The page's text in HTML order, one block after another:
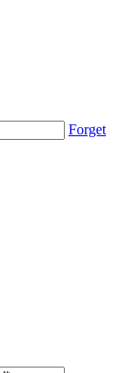
Forget